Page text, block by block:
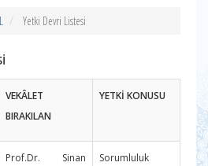
Yetki Devri Listesi
VEKÂLET
BIRAKILAN
YETKİ KONUSU
Prof.Dr. Sinan
Sorumluluk